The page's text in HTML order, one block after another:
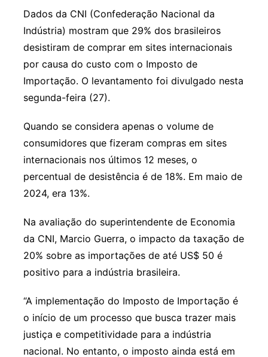
Dados da CNI (Confederação Nacional da
Indústria) mostram que 29% dos brasileiros
desistiram de comprar em sites internacionais
por causa do custo com o Imposto de
Importação. O levantamento foi divulgado nesta
segunda-feira (27).
Quando se considera apenas o volume de
consumidores que fizeram compras em sites
internacionais nos últimos 12 meses, o
percentual de desistência é de 18%. Em maio de
2024, era 13%.
Na avaliação do superintendente de Economia
da CNI, Marcio Guerra, o impacto da taxação de
20% sobre as importações de até US$ 50 é
positivo para a indústria brasileira.
“A implementação do Imposto de Importação é
o início de um processo que busca trazer mais
justiça e competitividade para a indústria
nacional. No entanto, o imposto ainda está em